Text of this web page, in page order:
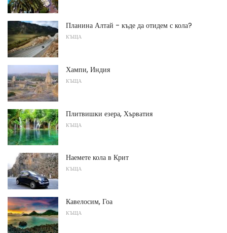
Планина Алтай - къде да отидем с кола?
КЪЩА
Хампи, Индия
КЪЩА
Плитвишки езера, Хърватия
КЪЩА
Наемете кола в Крит
КЪЩА
Кавелосим, ​​Гоа
КЪЩА